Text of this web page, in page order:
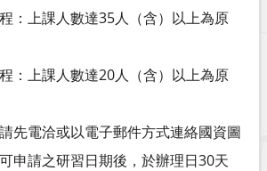
：上課人數達35人（含）以上為原
：上課人數達20人（含）以上為原
先電洽或以電子郵件方式連絡國資圖
申請之研習日期後，於辦理日30天